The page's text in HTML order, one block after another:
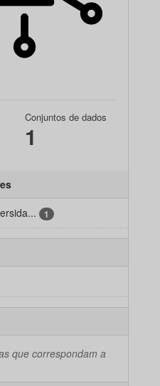
Conjuntos de dados
1
1
que correspondam a